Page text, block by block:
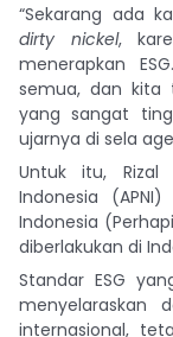
“Sekarang ada
dirty nickel,
menerapkan
semua, dan kita
yang sangat
ujarnya di sela
Untuk itu, Rizal
Indonesia
Indonesia
diberlakukan di
Standar ESG
menyelaraskan
internasional,